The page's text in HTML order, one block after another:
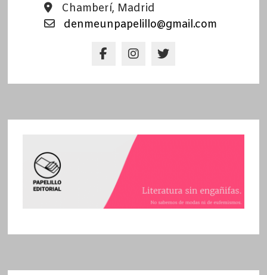
Chamberí, Madrid
denmeunpapelillo@gmail.com